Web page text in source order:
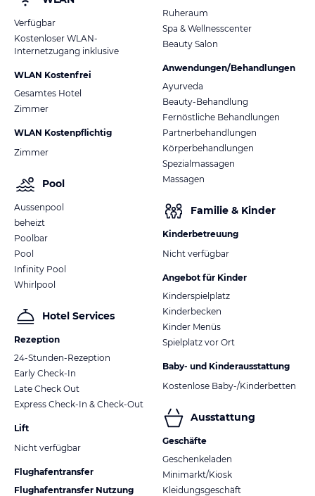
Verfügbar
Kostenloser WLAN-
Internetzugang inklusive
WLAN Kostenfrei
Gesamtes Hotel
Zimmer
WLAN Kostenpflichtig
Zimmer
Pool
Aussenpool
beheizt
Poolbar
Pool
Infinity Pool
Whirlpool
Hotel Services
Rezeption
24-Stunden-Rezeption
Early Check-In
Late Check Out
Express Check-In & Check-Out
Lift
Nicht verfügbar
Flughafentransfer
Flughafentransfer Nutzung
Ruheraum
Spa & Wellnesscenter
Beauty Salon
Anwendungen/Behandlungen
Ayurveda
Beauty-Behandlung
Fernöstliche Behandlungen
Partnerbehandlungen
Körperbehandlungen
Spezialmassagen
Massagen
Familie & Kinder
Kinderbetreuung
Nicht verfügbar
Angebot für Kinder
Kinderspielplatz
Kinderbecken
Kinder Menüs
Spielplatz vor Ort
Baby- und Kinderausstattung
Kostenlose Baby-/Kinderbetten
Ausstattung
Geschäfte
Geschenkeladen
Minimarkt/Kiosk
Kleidungsgeschäft